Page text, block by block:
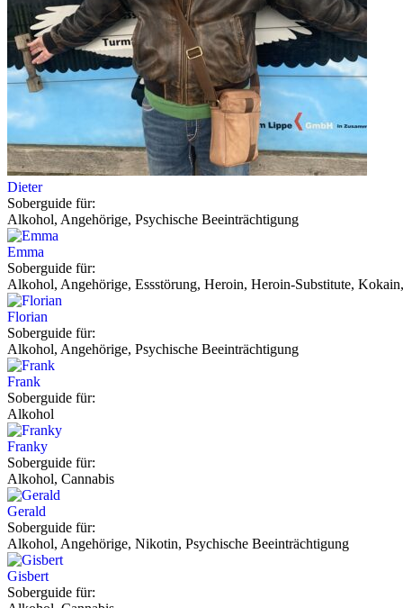
Dieter
Soberguide für:
Alkohol, Angehörige, Psychische Beeinträchtigung
Emma
Soberguide für:
Alkohol, Angehörige, Essstörung, Heroin, Heroin-Substitute,
Florian
Soberguide für:
Alkohol, Angehörige, Psychische Beeinträchtigung
Frank
Soberguide für:
Alkohol
Franky
Soberguide für:
Alkohol, Cannabis
Gerald
Soberguide für:
Alkohol, Angehörige, Nikotin, Psychische Beeinträchtigung
Gisbert
Soberguide für: